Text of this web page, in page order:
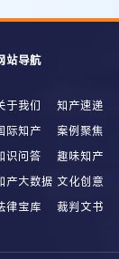
站导航
于我们 知产速递
际知产
案例聚焦
识问答
趣味知产
产大数据 文化创意
律宝库
裁判文书